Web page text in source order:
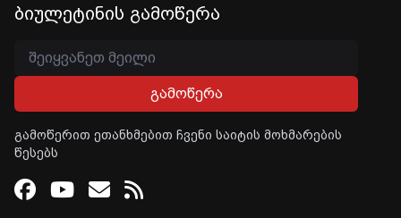
ბიულეტინის გამოწერა
გამოწერა
გამოწერით ეთანხმებით ჩვენი საიტის მოხმარების
წესებს
Facebook
Youtube
Email
RSS